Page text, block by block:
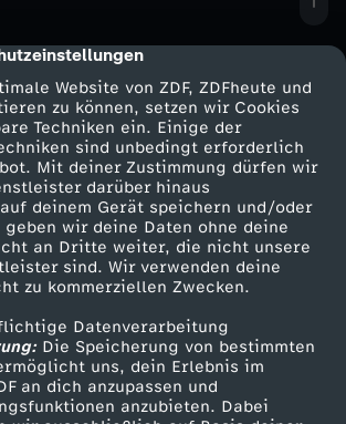
Website von ZDF, ZDFheute und
zu können, setzen wir Cookies
Techniken ein. Einige der
sind unbedingt erforderlich
Mit deiner Zustimmung dürfen wir
darüber hinaus
deinem Gerät speichern und/oder
wir deine Daten ohne deine
an Dritte weiter, die nicht unsere
sind. Wir verwenden deine
zu kommerziellen Zwecken.
Datenverarbeitung
Die Speicherung von bestimmten
uns, dein Erlebnis im
an dich anzupassen und
anzubieten. Dabei
Service
ZDFmitreden
Kontakt zum ZDF
Tickets
Zuschauerservice
Hilfe